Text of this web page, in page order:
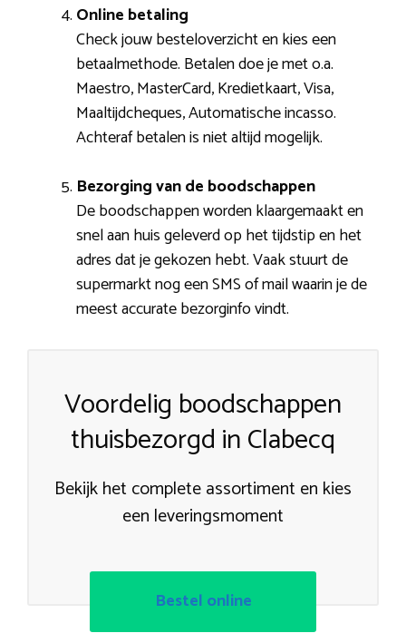
Online betaling
Check jouw besteloverzicht en kies een
betaalmethode. Betalen doe je met o.a.
Maestro, MasterCard, Kredietkaart, Visa,
Maaltijdcheques, Automatische incasso.
Achteraf betalen is niet altijd mogelijk.
Bezorging van de boodschappen
De boodschappen worden klaargemaakt en
snel aan huis geleverd op het tijdstip en het
adres dat je gekozen hebt. Vaak stuurt de
supermarkt nog een SMS of mail waarin je de
meest accurate bezorginfo vindt.
Voordelig boodschappen
thuisbezorgd in Clabecq
Bekijk het complete assortiment en kies
een leveringsmoment
Bestel online